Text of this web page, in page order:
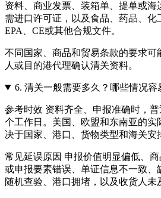
资料、商业发票、装箱单、提单或
需进口许可证，以及食品、药品、化
EPA、CE或其他合规文件。
不同国家、商品和贸易条款的要求可
人或目的港代理确认清关资料。
6. 清关一般需要多久？哪些情况容
参考时效 资料齐全、申报准确时，
个工作日。美国、欧盟和东南亚的实
决于国家、港口、货物类型和海关安
常见延误原因 申报价值明显偏低、
或申报要素错误、单证信息不一致、
随机查验、港口拥堵，以及收货人未